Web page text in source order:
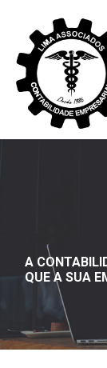
A
QUE A SUA